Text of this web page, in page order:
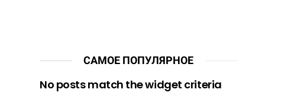
САМОЕ ПОПУЛЯРНОЕ
No posts match the widget criteria